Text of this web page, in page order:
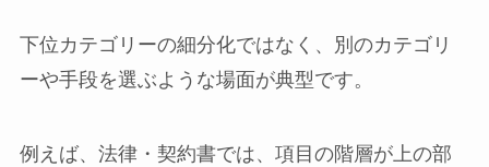
下位カテゴリーの細分化ではなく、別のカテゴリ
ーや手段を選ぶような場面が典型です。
例えば、法律・契約書では、項目の階層が上の部